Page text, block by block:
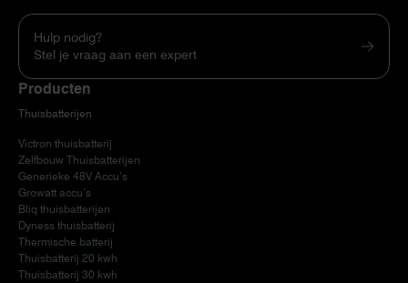
Hulp nodig?
Stel je vraag aan een expert
Producten
Thuisbatterijen
Victron thuisbatterij
Zelfbouw Thuisbatterijen
Generieke 48V Accu’s
Growatt accu’s
Bliq thuisbatterijen
Dyness thuisbatterij
Thermische batterij
Thuisbatterij 20 kwh
Thuisbatterij 30 kwh